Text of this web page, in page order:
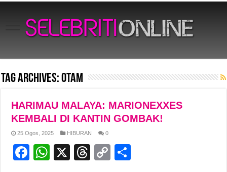
Tag Archives:Otam
HARIMAU MALAYA: MARIONEXXES
KEMBALI DI KANTIN GOMBAK!
25 Ogos, 2025 HIBURAN 0
F
W
X
T
C